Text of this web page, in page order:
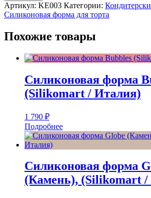
Артикул: KE003 Категории:
Силиконовая форма для торта
Похожие товары
Силиконовая форма
(Silikomart / Италия)
1 790 ₽
Подробнее
Силиконовая форма
(Камень), (Silikomart